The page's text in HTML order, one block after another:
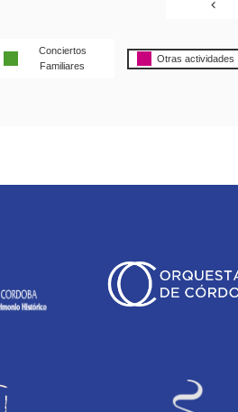
Conciertos
Familiares
Otras actividades